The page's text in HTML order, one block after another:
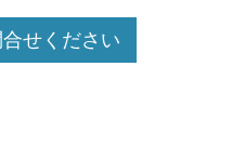
せください